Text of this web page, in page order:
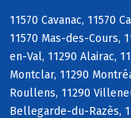
11570 Cavanac, 11570
11570 Mas-des-Cours,
en-Val, 11290 Alairac,
Montclar, 11290
Roullens, 11290
Bellegarde-du-Razès,